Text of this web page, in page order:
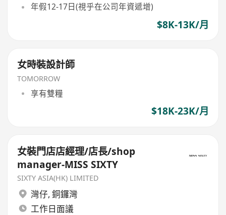
年假12-17日(視乎在公司年資遞增)
$8K-13K/月
女時裝設計師
TOMORROW
享有雙糧
$18K-23K/月
女裝門店店經理/店長/shop
manager-MISS SIXTY
SIXTY ASIA(HK) LIMITED
灣仔, 銅鑼灣
工作日面議